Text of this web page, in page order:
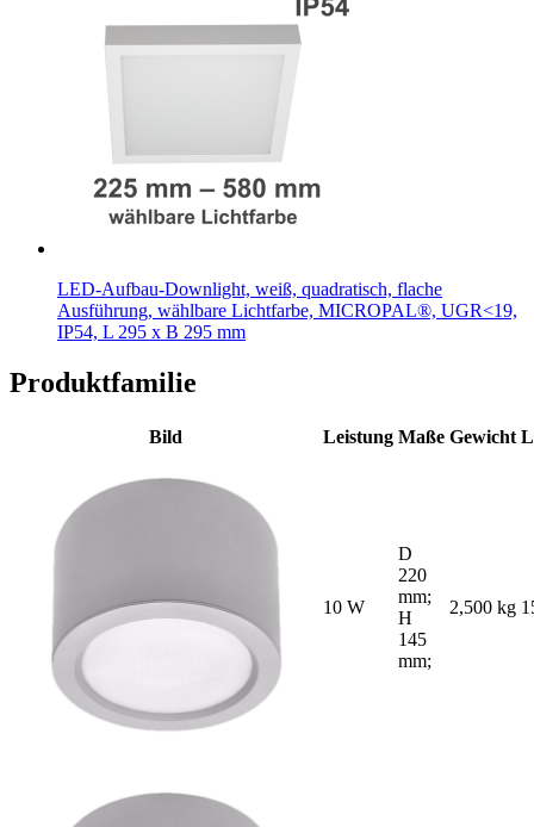
LED-Aufbau-Downlight, weiß, quadratisch, flache
Ausführung, wählbare Lichtfarbe, MICROPAL®, UGR<19,
IP54, L 295 x B 295 mm
Produktfamilie
Bild Leistung Maße Gewicht
10 W
D
220
mm;
H
145
mm;
2,500 kg